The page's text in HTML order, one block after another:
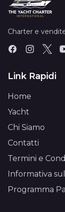
Charter e
Link Rapidi
Home
Yacht
Chi Siamo
Contatti
Termini e
Informativa
Programma